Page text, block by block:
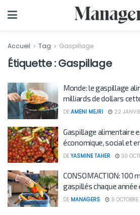
Accueil Tag Gaspillage
Étiquette :Gaspillage
Monde: le gaspillage
milliards de dollars
DE AMENI MEJRI 22
Gaspillage alimentaire
économique, social et
DE YASMINE TAHER 30
CONSOM’ACTION: 100
gaspillés chaque année
DE MANAGERS 9